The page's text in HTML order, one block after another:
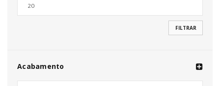
FILTRAR
Acabamento